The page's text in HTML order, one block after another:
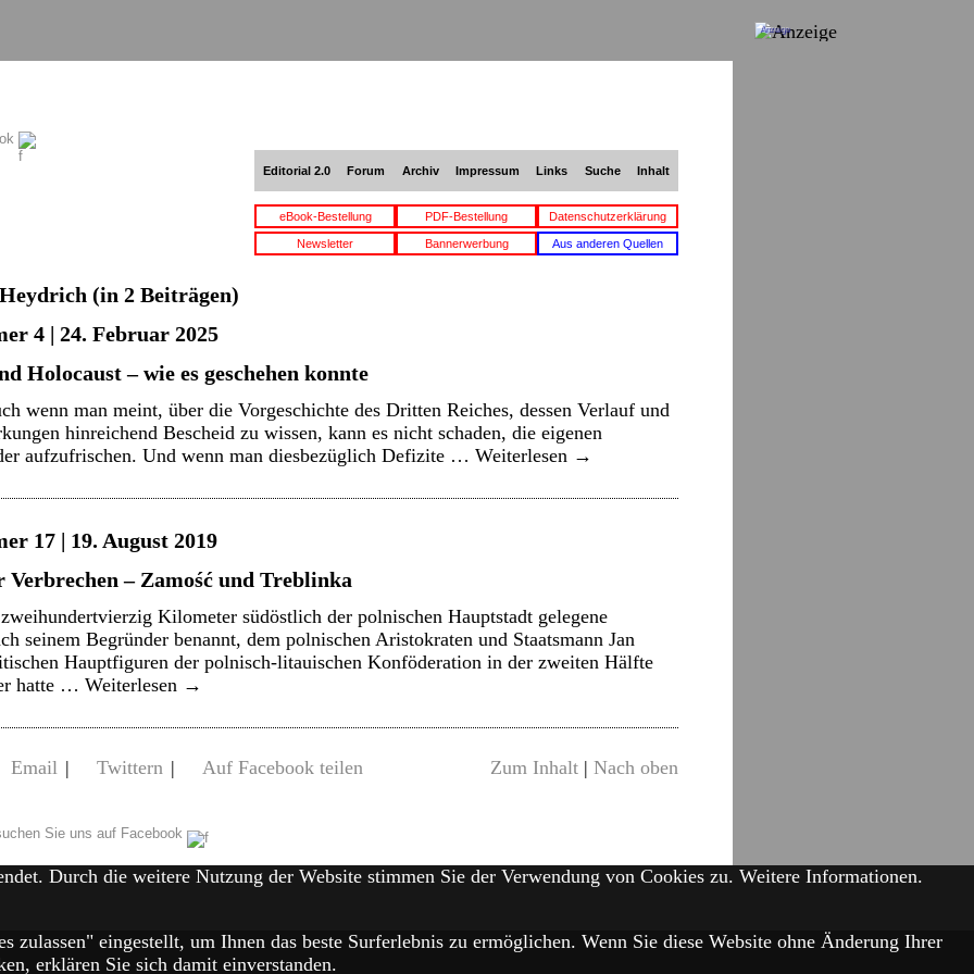
Editorial 2.0 Forum Archiv Impressum Links Suche Inhalt
eBook-Bestellung PDF-Bestellung Datenschutzerklärung
Newsletter Bannerwerbung Aus anderen Quellen
Heydrich (in 2 Beiträgen)
4 | 24. Februar 2025
Holocaust – wie es geschehen konnte
wenn man meint, über die Vorgeschichte des Dritten Reiches, dessen Verlauf und
hinreichend Bescheid zu wissen, kann es nicht schaden, die eigenen
aufzufrischen. Und wenn man diesbezüglich Defizite … Weiterlesen →
17 | 19. August 2019
Verbrechen – Zamość und Treblinka
Kilometer südöstlich der polnischen Hauptstadt gelegene
seinem Begründer benannt, dem polnischen Aristokraten und Staatsmann Jan
Hauptfiguren der polnisch-litauischen Konföderation in der zweiten Hälfte
hatte … Weiterlesen →
Email | Twittern | Auf Facebook teilen Zum Inhalt | Nach oben
Sie uns auf Facebook
Anzeige
Durch die weitere Nutzung der Website stimmen Sie der Verwendung von Cookies zu. Weitere Informationen.
eingestellt, um Ihnen das beste Surferlebnis zu ermöglichen. Wenn Sie diese Website ohne Änderung Ihrer
erklären Sie sich damit einverstanden.